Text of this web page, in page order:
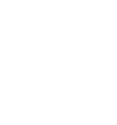
pustošila
Radgono in
procesi proti
Ljutomer -
cesarskim
Slovenijo.
na